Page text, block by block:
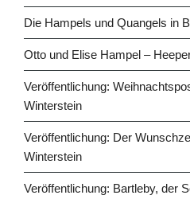
Die Hampels und Quangels in
Otto und Elise Hampel –
Veröffentlichung:
Winterstein
Veröffentlichung: Der
Winterstein
Veröffentlichung: Bartleby, der